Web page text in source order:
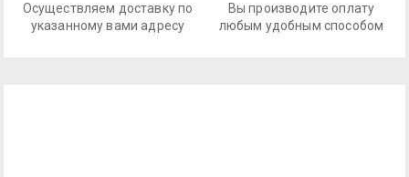
Осуществляем доставку по
указанному вами адресу
Вы производите оплату
любым удобным способом